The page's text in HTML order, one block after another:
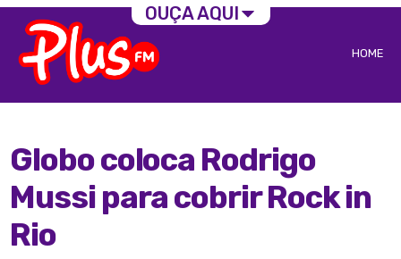
HOME
Globo coloca Rodrigo
Mussi para cobrir Rock in
Rio
OUÇA AQUI